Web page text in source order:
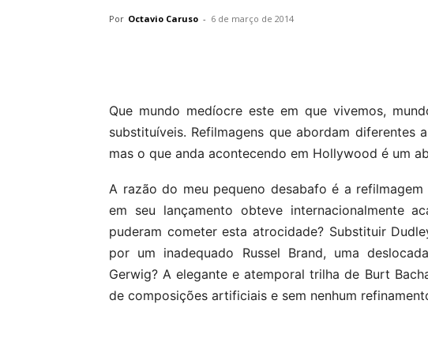
Por Octavio Caruso - 6 de março de 2014
Que mundo medíocre este em que vivemos,
substituíveis. Refilmagens que abordam diferentes
mas o que anda acontecendo em Hollywood é um
A razão do meu pequeno desabafo é a refilmagem
em seu lançamento obteve internacionalmente
puderam cometer esta atrocidade? Substituir
por um inadequado Russel Brand, uma
Gerwig? A elegante e atemporal trilha de Burt
de composições artificiais e sem nenhum